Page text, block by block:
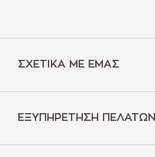
ΣΧΕΤΙΚΆ ΜΕ ΕΜΆΣ
ΕΞΥΠΗΡΈΤΗΣΗ ΠΕΛΑΤΏΝ